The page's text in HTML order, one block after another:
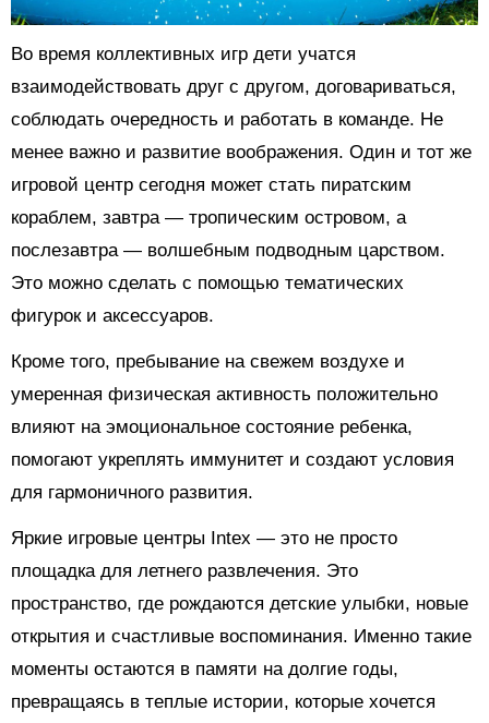
Во время коллективных игр дети учатся
взаимодействовать друг с другом, договариваться,
соблюдать очередность и работать в команде. Не
менее важно и развитие воображения. Один и тот же
игровой центр сегодня может стать пиратским
кораблем, завтра — тропическим островом, а
послезавтра — волшебным подводным царством.
Это можно сделать с помощью тематических
фигурок и аксессуаров.
Кроме того, пребывание на свежем воздухе и
умеренная физическая активность положительно
влияют на эмоциональное состояние ребенка,
помогают укреплять иммунитет и создают условия
для гармоничного развития.
Яркие игровые центры Intex — это не просто
площадка для летнего развлечения. Это
пространство, где рождаются детские улыбки, новые
открытия и счастливые воспоминания. Именно такие
моменты остаются в памяти на долгие годы,
превращаясь в теплые истории, которые хочется